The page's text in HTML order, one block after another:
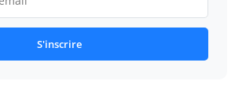
S'inscrire